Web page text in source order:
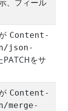
、フィール
Content-
json-
PATCHをサ
Content-
merge-